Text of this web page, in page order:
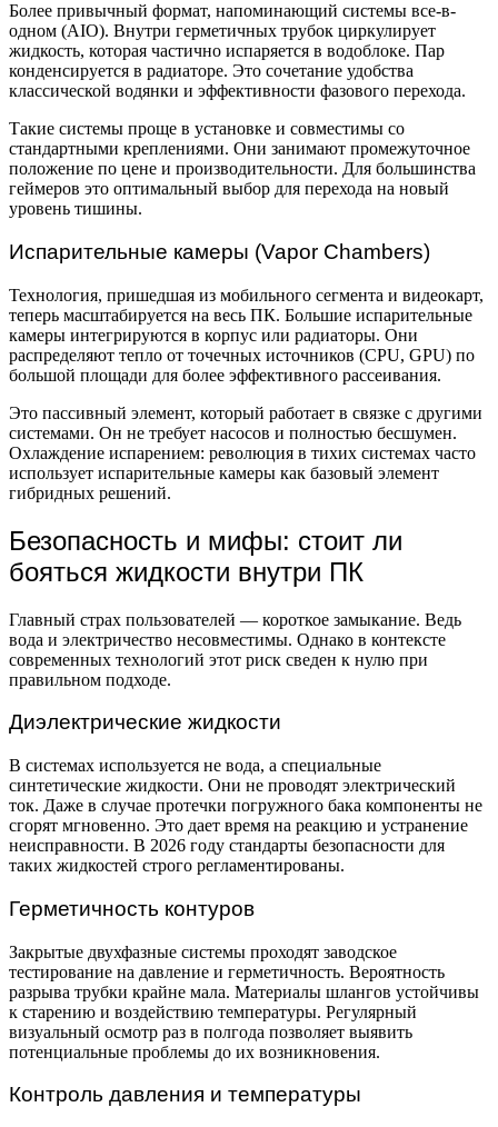
Более привычный формат, напоминающий системы все-в-
одном (AIO). Внутри герметичных трубок циркулирует
жидкость, которая частично испаряется в водоблоке. Пар
конденсируется в радиаторе. Это сочетание удобства
классической водянки и эффективности фазового перехода.
Такие системы проще в установке и совместимы со
стандартными креплениями. Они занимают промежуточное
положение по цене и производительности. Для большинства
геймеров это оптимальный выбор для перехода на новый
уровень тишины.
Испарительные камеры (Vapor Chambers)
Технология, пришедшая из мобильного сегмента и видеокарт,
теперь масштабируется на весь ПК. Большие испарительные
камеры интегрируются в корпус или радиаторы. Они
распределяют тепло от точечных источников (CPU, GPU) по
большой площади для более эффективного рассеивания.
Это пассивный элемент, который работает в связке с другими
системами. Он не требует насосов и полностью бесшумен.
Охлаждение испарением: революция в тихих системах часто
использует испарительные камеры как базовый элемент
гибридных решений.
Безопасность и мифы: стоит ли
бояться жидкости внутри ПК
Главный страх пользователей — короткое замыкание. Ведь
вода и электричество несовместимы. Однако в контексте
современных технологий этот риск сведен к нулю при
правильном подходе.
Диэлектрические жидкости
В системах используется не вода, а специальные
синтетические жидкости. Они не проводят электрический
ток. Даже в случае протечки погружного бака компоненты не
сгорят мгновенно. Это дает время на реакцию и устранение
неисправности. В 2026 году стандарты безопасности для
таких жидкостей строго регламентированы.
Герметичность контуров
Закрытые двухфазные системы проходят заводское
тестирование на давление и герметичность. Вероятность
разрыва трубки крайне мала. Материалы шлангов устойчивы
к старению и воздействию температуры. Регулярный
визуальный осмотр раз в полгода позволяет выявить
потенциальные проблемы до их возникновения.
Контроль давления и температуры